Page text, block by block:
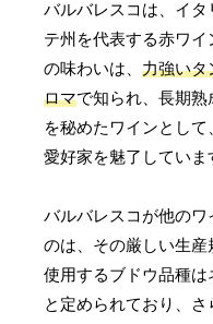
バルバレスコは、イタ
テ州を代表する赤ワ
の味わいは、力強いタ
ロマで知られ、長期
を秘めたワインとし
愛好家を魅了していま
バルバレスコが他のワ
のは、その厳しい生産
使用するブドウ品種は
と定められており、さ